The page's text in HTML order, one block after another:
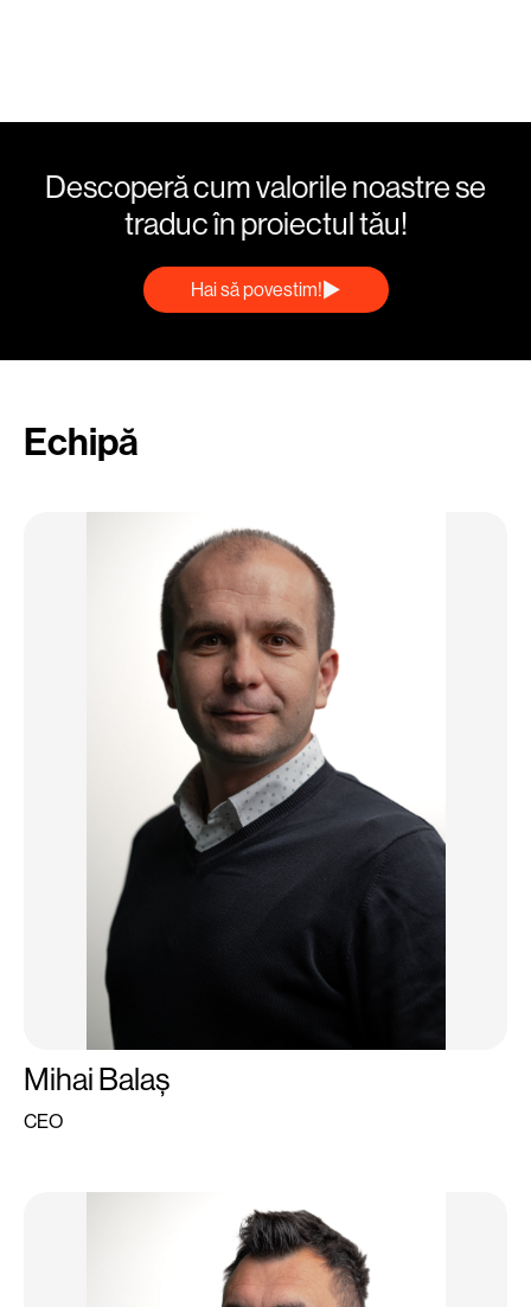
Descoperă cum valorile noastre se
traduc în proiectul tău!
Hai să povestim!
Echipă
Mihai Balaș
CEO